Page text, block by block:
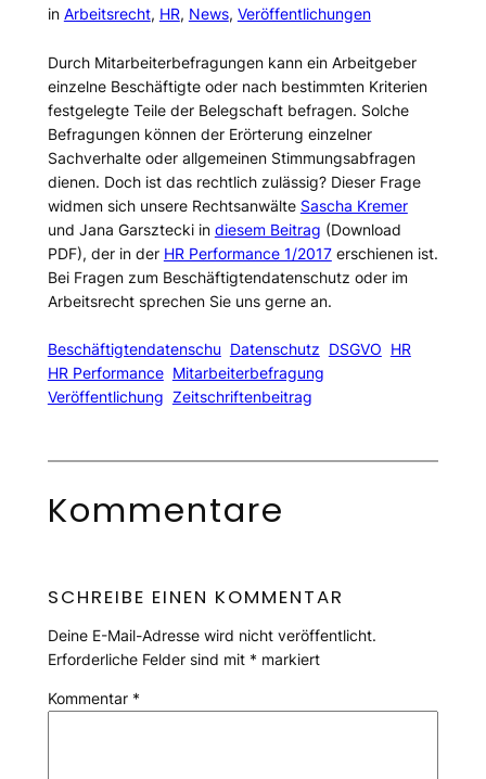
in Arbeitsrecht, HR, News, Veröffentlichungen
Durch Mitarbeiterbefragungen kann ein Arbeitgeber
einzelne Beschäftigte oder nach bestimmten Kriterien
festgelegte Teile der Belegschaft befragen. Solche
Befragungen können der Erörterung einzelner
Sachverhalte oder allgemeinen Stimmungsabfragen
dienen. Doch ist das rechtlich zulässig? Dieser Frage
widmen sich unsere Rechtsanwälte Sascha Kremer
und Jana Garsztecki in diesem Beitrag (Download
PDF), der in der HR Performance 1/2017erschienen ist.
Bei Fragen zum Beschäftigtendatenschutz oder im
Arbeitsrecht sprechen Sie uns gerne an.
Beschäftigtendatenschu Datenschutz DSGVO HR
HR Performance Mitarbeiterbefragung
Veröffentlichung Zeitschriftenbeitrag
Kommentare
SCHREIBE EINEN KOMMENTAR
Deine E-Mail-Adresse wird nicht veröffentlicht.
Erforderliche Felder sind mit * markiert
Kommentar *